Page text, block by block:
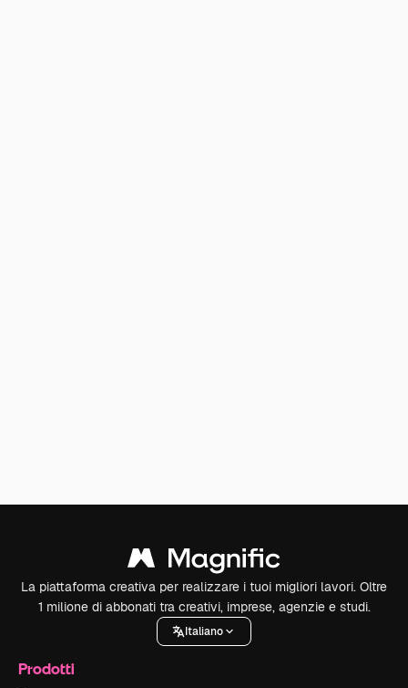
La piattaforma creativa per realizzare i tuoi migliori lavori. Oltre
1 milione di abbonati tra creativi, imprese, agenzie e studi.
Italiano
Prodotti